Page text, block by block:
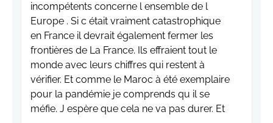
incompétents concerne l ensemble de l
Europe . Si c était vraiment catastrophique
en France il devrait également fermer les
frontières de La France. Ils effraient tout le
monde avec leurs chiffres qui restent à
vérifier. Et comme le Maroc à été exemplaire
pour la pandémie je comprends qu il se
méfie. J espère que cela ne va pas durer. Et